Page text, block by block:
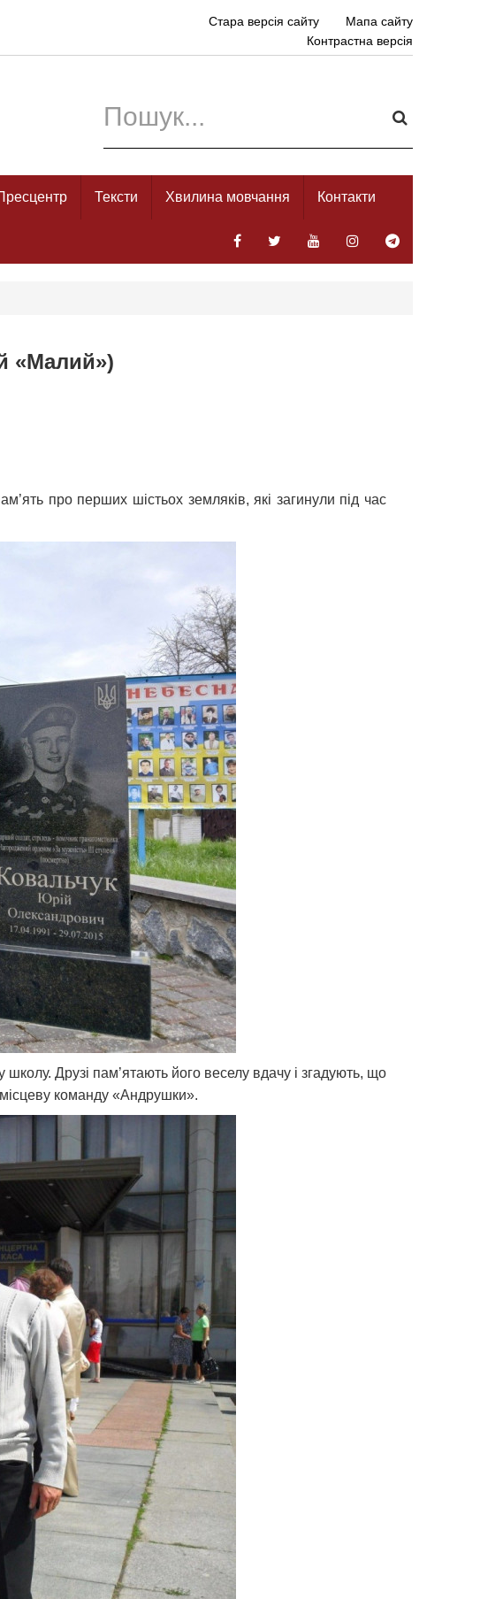
Стара версія сайту
Мапа сайту
Контрастна версія
Тексти Хвилина мовчання Контакти
«Малий»)
про перших шістьох земляків, які загинули під час
Друзі пам’ятають його веселу вдачу і згадують, що
команду «Андрушки».